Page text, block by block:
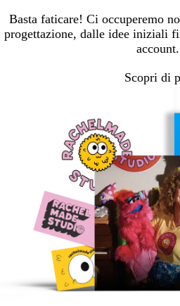
Basta faticare! Ci occuperemo
progettazione, dalle idee iniziali
account.
Scopri di